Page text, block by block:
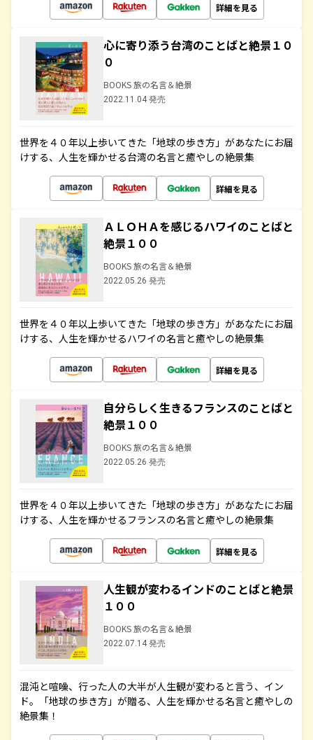
詳細を見る
心に寄り添う台湾のことばと絶景１０
０
BOOKS 旅の名言＆絶景
2022.11.04 発売
世界を４０年以上歩いてきた「地球の歩き方」があなたにお届
けする、人生を輝かせる台湾の名言と癒やしの絶景集
詳細を見る
ＡＬＯＨＡを感じるハワイのことばと
絶景１００
BOOKS 旅の名言＆絶景
2022.05.26 発売
世界を４０年以上歩いてきた「地球の歩き方」があなたにお届
けする、人生を輝かせるハワイの名言と癒やしの絶景集
詳細を見る
自分らしく生きるフランスのことばと
絶景１００
BOOKS 旅の名言＆絶景
2022.05.26 発売
世界を４０年以上歩いてきた「地球の歩き方」があなたにお届
けする、人生を輝かせるフランスの名言と癒やしの絶景集
詳細を見る
人生観が変わるインドのことばと絶景
１００
BOOKS 旅の名言＆絶景
2022.07.14 発売
混沌と喧噪、行った人の大半が人生観が変わると言う、イン
ド。「地球の歩き方」が贈る、人生を輝かせる名言と癒やしの
絶景集！